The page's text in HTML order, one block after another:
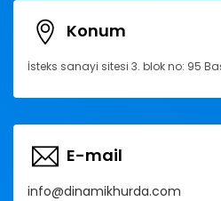
Konum
İsteks sanayi sitesi 3. blok no: 95
E-mail
info@dinamikhurda.com